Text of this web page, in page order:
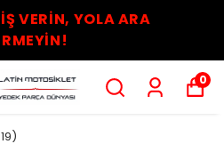
VERİN, YOLA ARA
0